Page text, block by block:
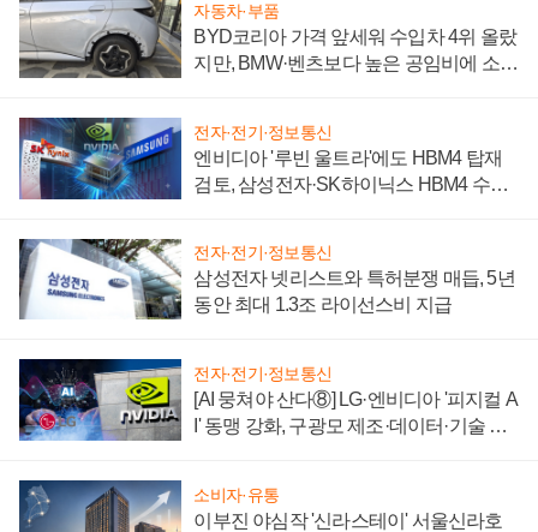
자동차·부품
BYD코리아 가격 앞세워 수입차 4위 올랐
지만, BMW·벤츠보다 높은 공임비에 소비
전자·전기·정보통신
엔비디아 '루빈 울트라'에도 HBM4 탑재
검토, 삼성전자·SK하이닉스 HBM4 수율
전자·전기·정보통신
삼성전자 넷리스트와 특허분쟁 매듭, 5년
동안 최대 1.3조 라이선스비 지급
전자·전기·정보통신
[AI 뭉쳐야 산다⑧] LG·엔비디아 '피지컬 A
I' 동맹 강화, 구광모 제조·데이터·기술 결
소비자·유통
이부진 야심작 '신라스테이' 서울신라호